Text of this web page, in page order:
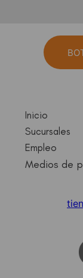
Inicio
Sucursales
Empleo
Medios de